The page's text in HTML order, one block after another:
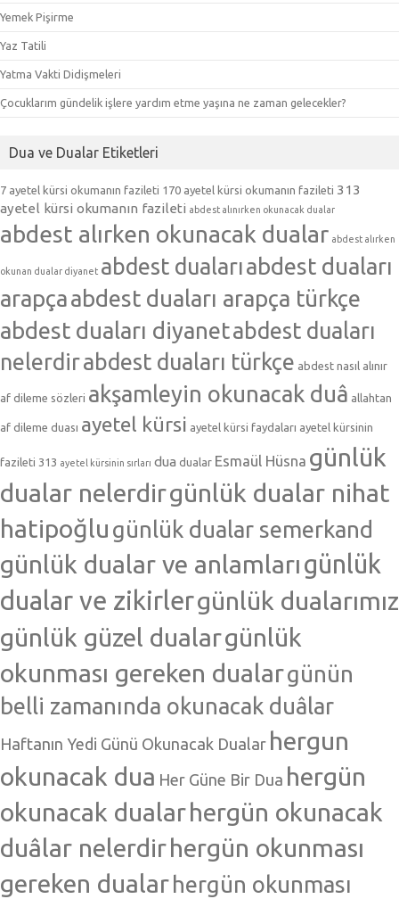
Yemek Pişirme
Yaz Tatili
Yatma Vakti Didişmeleri
Çocuklarım gündelik işlere yardım etme yaşına ne zaman gelecekler?
Dua ve Dualar Etiketleri
7 ayetel kürsi okumanın fazileti 170 ayetel kürsi okumanın fazileti 313
ayetel kürsi okumanın fazileti abdest alınırken okunacak dualar
abdest alırken okunacak dualar abdest alırken
okunan dualar diyanet abdest dualarıabdest duaları
arapçaabdest duaları arapça türkçe
abdest duaları diyanetabdest duaları
nelerdirabdest duaları türkçe abdest nasıl alınır
af dileme sözleri akşamleyin okunacak duâ allahtan
af dileme duası ayetel kürsi ayetel kürsi faydaları ayetel kürsinin
fazileti 313 ayetel kürsinin sırları dua dualar Esmaül Hüsna günlük
dualar nelerdirgünlük dualar nihat
hatipoğlu günlük dualar semerkand
günlük dualar ve anlamlarıgünlük
dualar ve zikirlergünlük dualarımız
günlük güzel dualargünlük
okunması gereken dualargünün
belli zamanında okunacak duâlar
Haftanın Yedi Günü Okunacak Dualar hergun
okunacak dua Her Güne Bir Dua hergün
okunacak dualarhergün okunacak
duâlar nelerdirhergün okunması
gereken dualar hergün okunması